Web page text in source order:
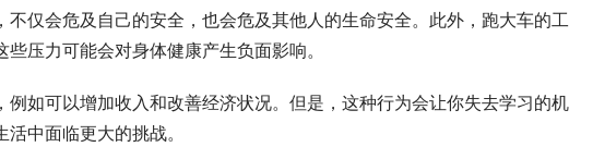
仅会危及自己的安全，也会危及其他人的生命安全。此外，跑大车的工
压力可能会对身体健康产生负面影响。
如可以增加收入和改善经济状况。但是，这种行为会让你失去学习的机
中面临更大的挑战。